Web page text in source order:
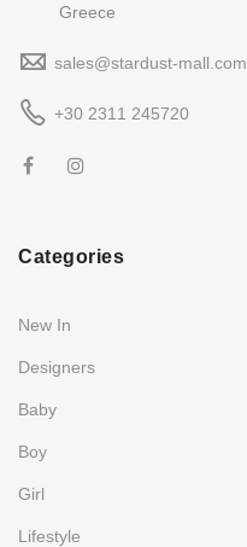
Greece
sales@stardust-mall.com
+30 2311 245720
Categories
New In
Designers
Baby
Boy
Girl
Lifestyle